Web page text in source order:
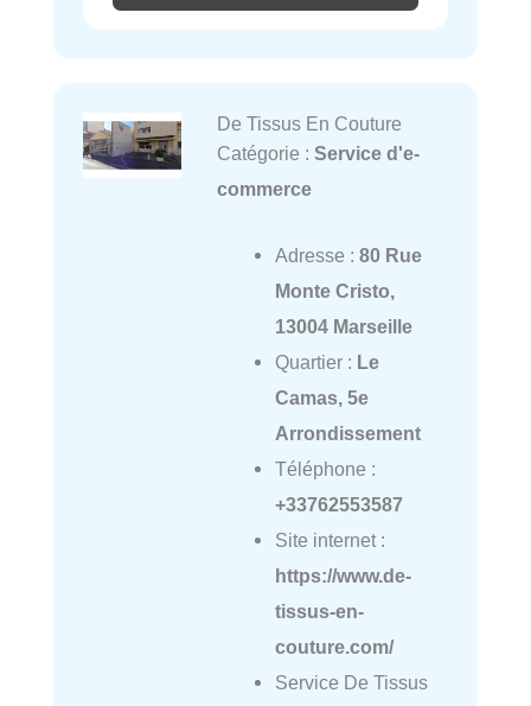
De Tissus En Couture
Catégorie : Service d'e-
commerce
Adresse : 80 Rue
Monte Cristo,
13004 Marseille
Quartier : Le
Camas, 5e
Arrondissement
Téléphone :
+33762553587
Site internet :
https://www.de-
tissus-en-
couture.com/
Service De Tissus